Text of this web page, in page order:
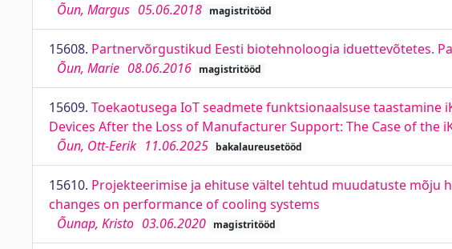
Õun, Margus 05.06.2018 magistritööd
15608. Partnervõrgustikud Eesti biotehnoloogia iduettevõtetes.
Õun, Marie 08.06.2016 magistritööd
15609. Toekaotusega IoT seadmete funktsionaalsuse
Devices After the Loss of Manufacturer Support: The Case of the
Õun, Ott-Eerik 11.06.2025 bakalaureusetööd
15610. Projekteerimise ja ehituse vältel tehtud muudatuste mõju
changes on performance of cooling systems
Õunap, Kristo 03.06.2020 magistritööd